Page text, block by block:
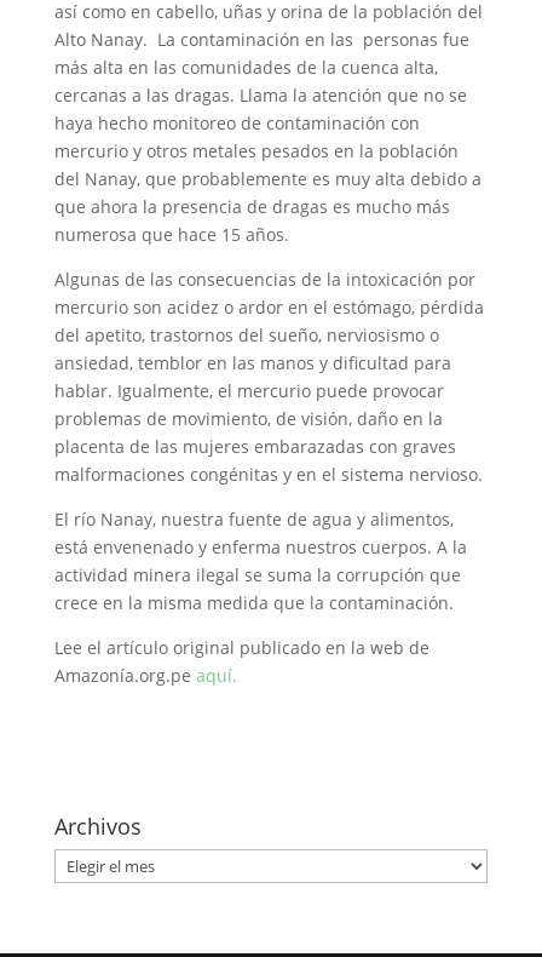
así como en cabello, uñas y orina de la población del
Alto Nanay. La contaminación en las personas fue
más alta en las comunidades de la cuenca alta,
cercanas a las dragas. Llama la atención que no se
haya hecho monitoreo de contaminación con
mercurio y otros metales pesados en la población
del Nanay, que probablemente es muy alta debido a
que ahora la presencia de dragas es mucho más
numerosa que hace 15 años.
Algunas de las consecuencias de la intoxicación por
mercurio son acidez o ardor en el estómago, pérdida
del apetito, trastornos del sueño, nerviosismo o
ansiedad, temblor en las manos y dificultad para
hablar. Igualmente, el mercurio puede provocar
problemas de movimiento, de visión, daño en la
placenta de las mujeres embarazadas con graves
malformaciones congénitas y en el sistema nervioso.
El río Nanay, nuestra fuente de agua y alimentos,
está envenenado y enferma nuestros cuerpos. A la
actividad minera ilegal se suma la corrupción que
crece en la misma medida que la contaminación.
Lee el artículo original publicado en la web de
Amazonía.org.pe aquí.
Archivos
Archivos